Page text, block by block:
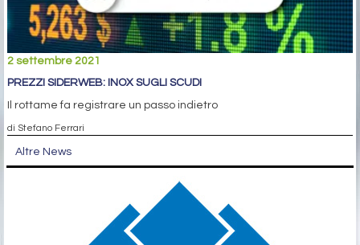
2 settembre 2021
PREZZI SIDERWEB: INOX SUGLI SCUDI
Il rottame fa registrare un passo indietro
di Stefano Ferrari
Altre News